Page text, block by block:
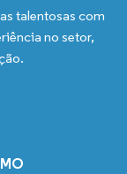
talentosas com
no setor,